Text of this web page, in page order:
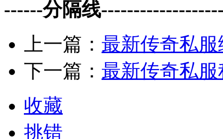
------分隔线
上一篇： 最新传奇私
下一篇： 最新传奇私
收藏
挑错